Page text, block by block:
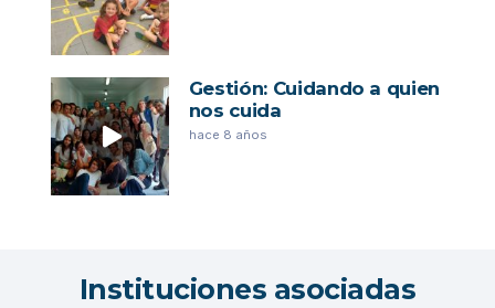
Gestión: Cuidando a quien
nos cuida
hace 8 años
Instituciones asociadas